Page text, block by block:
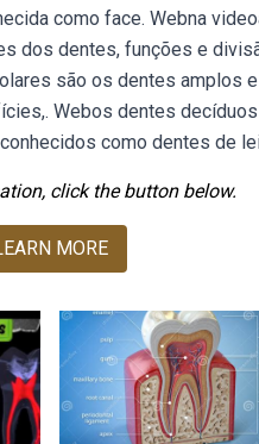
como face. Webna
dos dentes, funções e
são os dentes amplos
Webos dentes
como dentes de
click the button below.
MORE